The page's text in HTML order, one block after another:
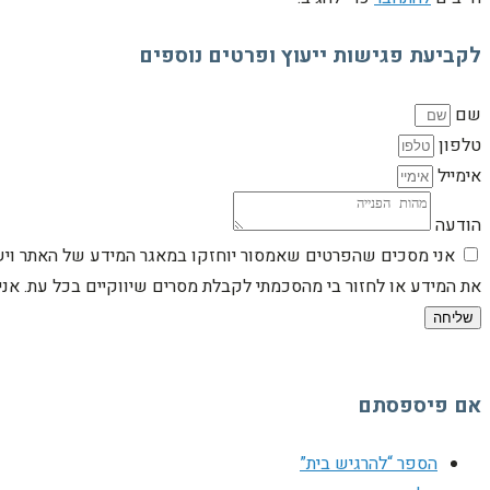
לקביעת פגישות ייעוץ ופרטים נוספים
שם
טלפון
אימייל
הודעה
אני מסכים שהפרטים שאמסור יוחזקו במאגר המידע של האתר
את המידע או לחזור בי מהסכמתי לקבלת מסרים שיווקיים בכל
שליחה
אם פיספסתם
הספר “להרגיש בית”